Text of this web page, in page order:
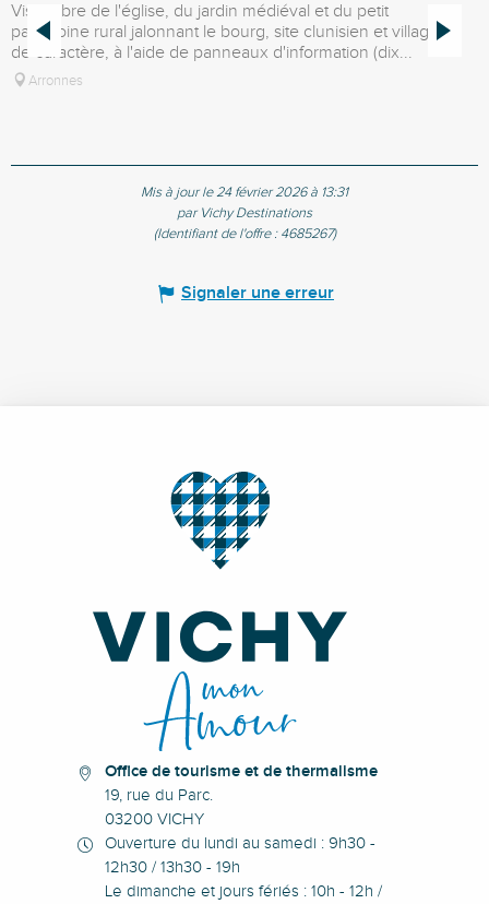
Visite libre de l'église, du jardin médiéval et du petit
patrimoine rural jalonnant le bourg, site clunisien et village
de caractère, à l'aide de panneaux d'information (dix...
Arronnes
Mis à jour le 24 février 2026 à 13:31
par Vichy Destinations
(Identifiant de l'offre : 4685267)
Signaler une erreur
Office de tourisme et de thermalisme
19, rue du Parc.
03200 VICHY
Ouverture du lundi au samedi : 9h30 -
12h30 / 13h30 - 19h
Le dimanche et jours fériés : 10h - 12h /